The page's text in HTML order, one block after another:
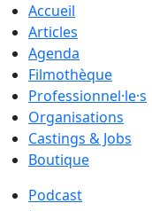
Accueil
Articles
Agenda
Filmothèque
Professionnel·le·s
Organisations
Castings & Jobs
Boutique
Podcast